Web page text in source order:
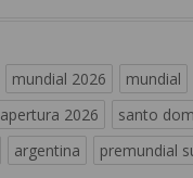
mundial 2026 mundial
apertura 2026
santo
argentina premundial